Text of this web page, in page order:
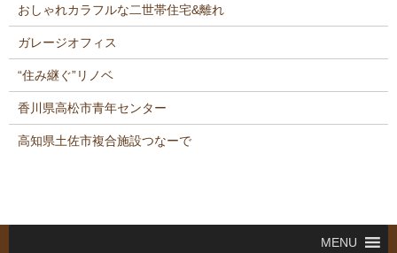
おしゃれカラフルな二世帯住宅&離れ
ガレージオフィス
“住み継ぐ”リノベ
香川県高松市青年センター
高知県土佐市複合施設つなーで
MENU